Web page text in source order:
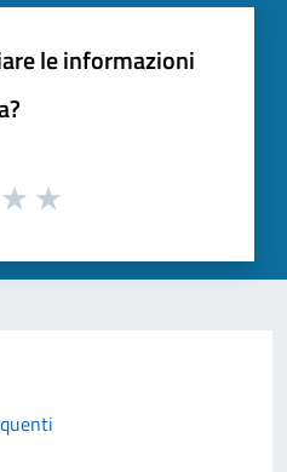
le informazioni